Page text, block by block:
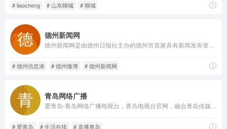
# liaocheng # 山东聊城 # 聊城
德州新闻网
# 德州信息港 # 德州微博 # 德州新闻网
青岛网络广播
# 爱青岛 # 生活在线 # 直播青岛